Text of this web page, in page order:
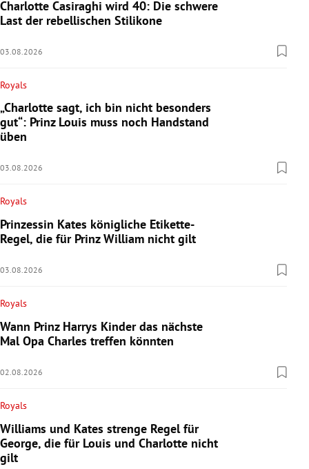
Charlotte Casiraghi wird 40: Die schwere
Last der rebellischen Stilikone
03.08.2026
Royals
„Charlotte sagt, ich bin nicht besonders
gut“: Prinz Louis muss noch Handstand
üben
03.08.2026
Royals
Prinzessin Kates königliche Etikette-
Regel, die für Prinz William nicht gilt
03.08.2026
Royals
Wann Prinz Harrys Kinder das nächste
Mal Opa Charles treffen könnten
02.08.2026
Royals
Williams und Kates strenge Regel für
George, die für Louis und Charlotte nicht
gilt